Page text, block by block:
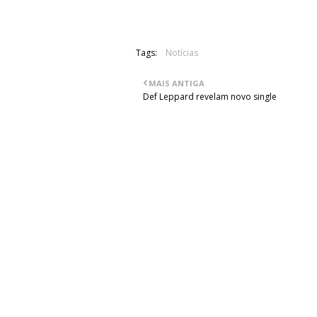
Tags: Notícias
MAIS ANTIGA
Def Leppard revelam novo single